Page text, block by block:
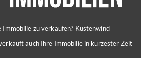
Immobilie zu verkaufen? Küstenwind
auch Ihre Immobilie in kürzester Zeit